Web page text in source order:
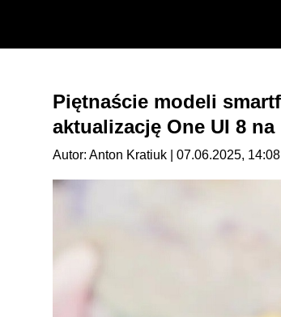
Piętnaście modeli
aktualizację One UI 8
Autor: Anton Kratiuk | 07.06.2025, 14:08